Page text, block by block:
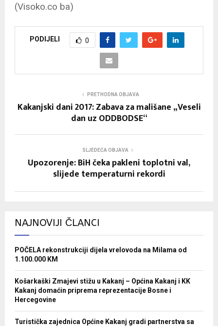
(Visoko.co ba)
PODIJELI 0
PRETHODNA OBJAVA
Kakanjski dani 2017: Zabava za mališane „Veseli
dan uz ODDBODSE“
SLJEDEĆA OBJAVA
Upozorenje: BiH čeka pakleni toplotni val,
slijede temperaturni rekordi
NAJNOVIJI ČLANCI
POČELA rekonstrukciji dijela vrelovoda na Milama od
1.100.000 KM
Košarkaški Zmajevi stižu u Kakanj – Općina Kakanj i KK
Kakanj domaćin priprema reprezentacije Bosne i
Hercegovine
Turistička zajednica Općine Kakanj gradi partnerstva sa